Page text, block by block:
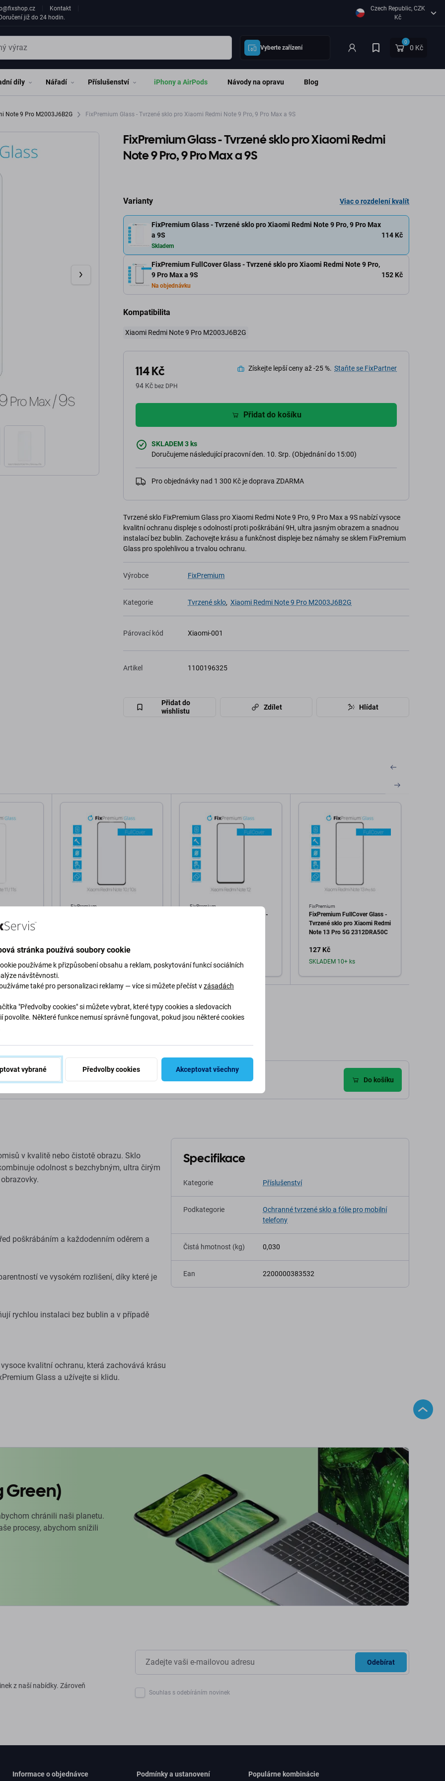
Kontakt
již do 24 hodin.
Czech Republic, CZK
Kč
Vyberte zařízení
0
0 Kč
díly Nářadí Příslušenství iPhony a AirPods Návody na opravu Blog
Note 9 Pro M2003J6B2G FixPremium Glass - Tvrzené sklo pro Xiaomi Redmi Note 9 Pro, 9 Pro Max a 9S
FixPremium Glass - Tvrzené sklo pro Xiaomi Redmi
Note 9 Pro, 9 Pro Max a 9S
Varianty Viac o rozdelení kvalít
FixPremium Glass - Tvrzené sklo pro Xiaomi Redmi Note 9 Pro, 9 Pro Max
a 9S
Skladem
114 Kč
FixPremium FullCover Glass - Tvrzené sklo pro Xiaomi Redmi Note 9 Pro,
9 Pro Max a 9S
Na objednávku
152 Kč
Kompatibilita
Xiaomi Redmi Note 9 Pro M2003J6B2G
114 Kč
94 Kč bez DPH
Získejte lepší ceny až -25 %. Staňte se FixPartner
Přidat do košíku
SKLADEM 3 ks
Doručujeme následující pracovní den. 10. Srp. (Objednání do 15:00)
Pro objednávky nad 1 300 Kč je doprava ZDARMA
Tvrzené sklo FixPremium Glass pro Xiaomi Redmi Note 9 Pro, 9 Pro Max a 9S nabízí vysoce
kvalitní ochranu displeje s odolností proti poškrábání 9H, ultra jasným obrazem a snadnou
instalací bez bublin. Zachovejte krásu a funkčnost displeje bez námahy se sklem FixPremium
Glass pro spolehlivou a trvalou ochranu.
Výrobce FixPremium
Kategorie Tvrzené sklo, Xiaomi Redmi Note 9 Pro M2003J6B2G
Párovací kód Xiaomi-001
Artikel 1100196325
Přidat do
wishlistu
Zdílet Hlídat
Tvrzené
Note 11
FixPremium
101 Kč
SKLADEM 1 ks
FixPremium
FixPremium FullCover Glass -
SKLADEM 5 ks
FixPremium
FixPremium FullCover Glass -
Tvrzené sklo pro Xiaomi Redmi
Note 13 Pro 5G 2312DRA50C
127 Kč
SKLADEM 10+ ks
Popis a specifikace Doprava a vrácení Recenze (4) Do košíku
v kvalitě nebo čistotě obrazu. Sklo
odolnost s bezchybným, ultra čirým
poškrábáním a každodenním oděrem a
ve vysokém rozlišení, díky které je
rychlou instalaci bez bublin a v případě
kvalitní ochranu, která zachovává krásu
Glass a užívejte si klidu.
Specifikace
Kategorie Příslušenství
Podkategorie
Ochranné tvrzené sklo a fólie pro mobilní
telefony
Čistá hmotnost (kg) 0,030
Ean 2200000383532
Green)
chránili naši planetu.
procesy, abychom snížili
z naší nabídky. Zároveň
Odebírat
Souhlas s odebíráním novinek
Informace o objednávce Podmínky a ustanovení Populárne kombinácie
stránka používá soubory cookie
používáme k přizpůsobení obsahu a reklam, poskytování funkcí sociálních
návštěvnosti.
také pro personalizaci reklamy — více si můžete přečíst vzásadách
"Předvolby cookies" si můžete vybrat, které typy cookies a sledovacích
povolíte. Některé funkce nemusí správně fungovat, pokud jsou některé cookies
vybrané Předvolby cookies Akceptovat všechny